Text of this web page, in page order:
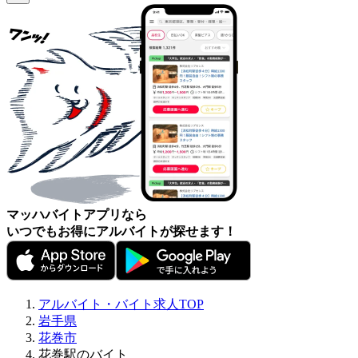
マッハバイトアプリなら
いつでもお得にアルバイトが探せます！
アルバイト・バイト求人TOP
岩手県
花巻市
花巻駅のバイト